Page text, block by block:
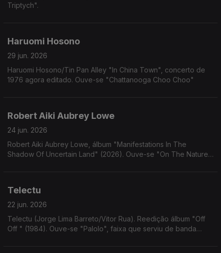
Triptych".
Haruomi Hosono
29 jun. 2026
Haruomi Hosono/Tin Pan Alley "In China Town", concerto de
1976 agora editado. Ouve-se "Chattanooga Choo Choo"
Robert Aiki Aubrey Lowe
24 jun. 2026
Robert Aiki Aubrey Lowe, álbum "Manifestations In The
Shadow Of Uncertain Land" (2026). Ouve-se "On The Nature
Telectu
22 jun. 2026
Telectu (Jorge Lima Barreto/Vitor Rua). Reedição álbum "Off
Off " (1984). Ouve-se "Palolo", faixa que serviu de banda